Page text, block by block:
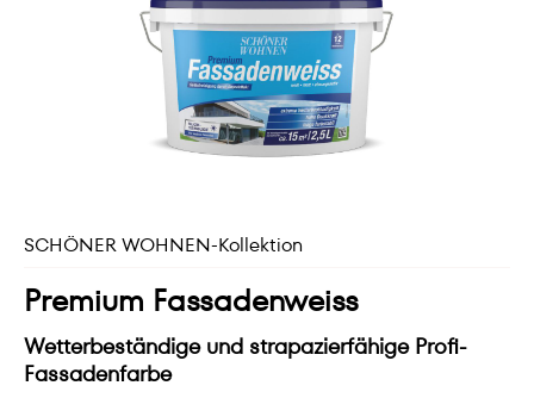
SCHÖNER WOHNEN-Kollektion
Premium Fassadenweiss
Wetterbeständige und strapazierfähige Profi-
Fassadenfarbe